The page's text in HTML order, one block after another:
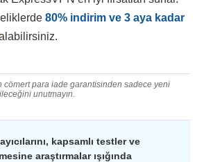
80% indirim ve 3 aya kadar
cömert para iade garantisinden sadece yeni
unutmayın.
kapsamlı testler ve
araştırmalar ışığında